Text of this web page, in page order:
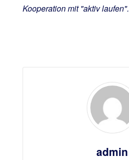
Kooperation mit "aktiv laufen".
admin